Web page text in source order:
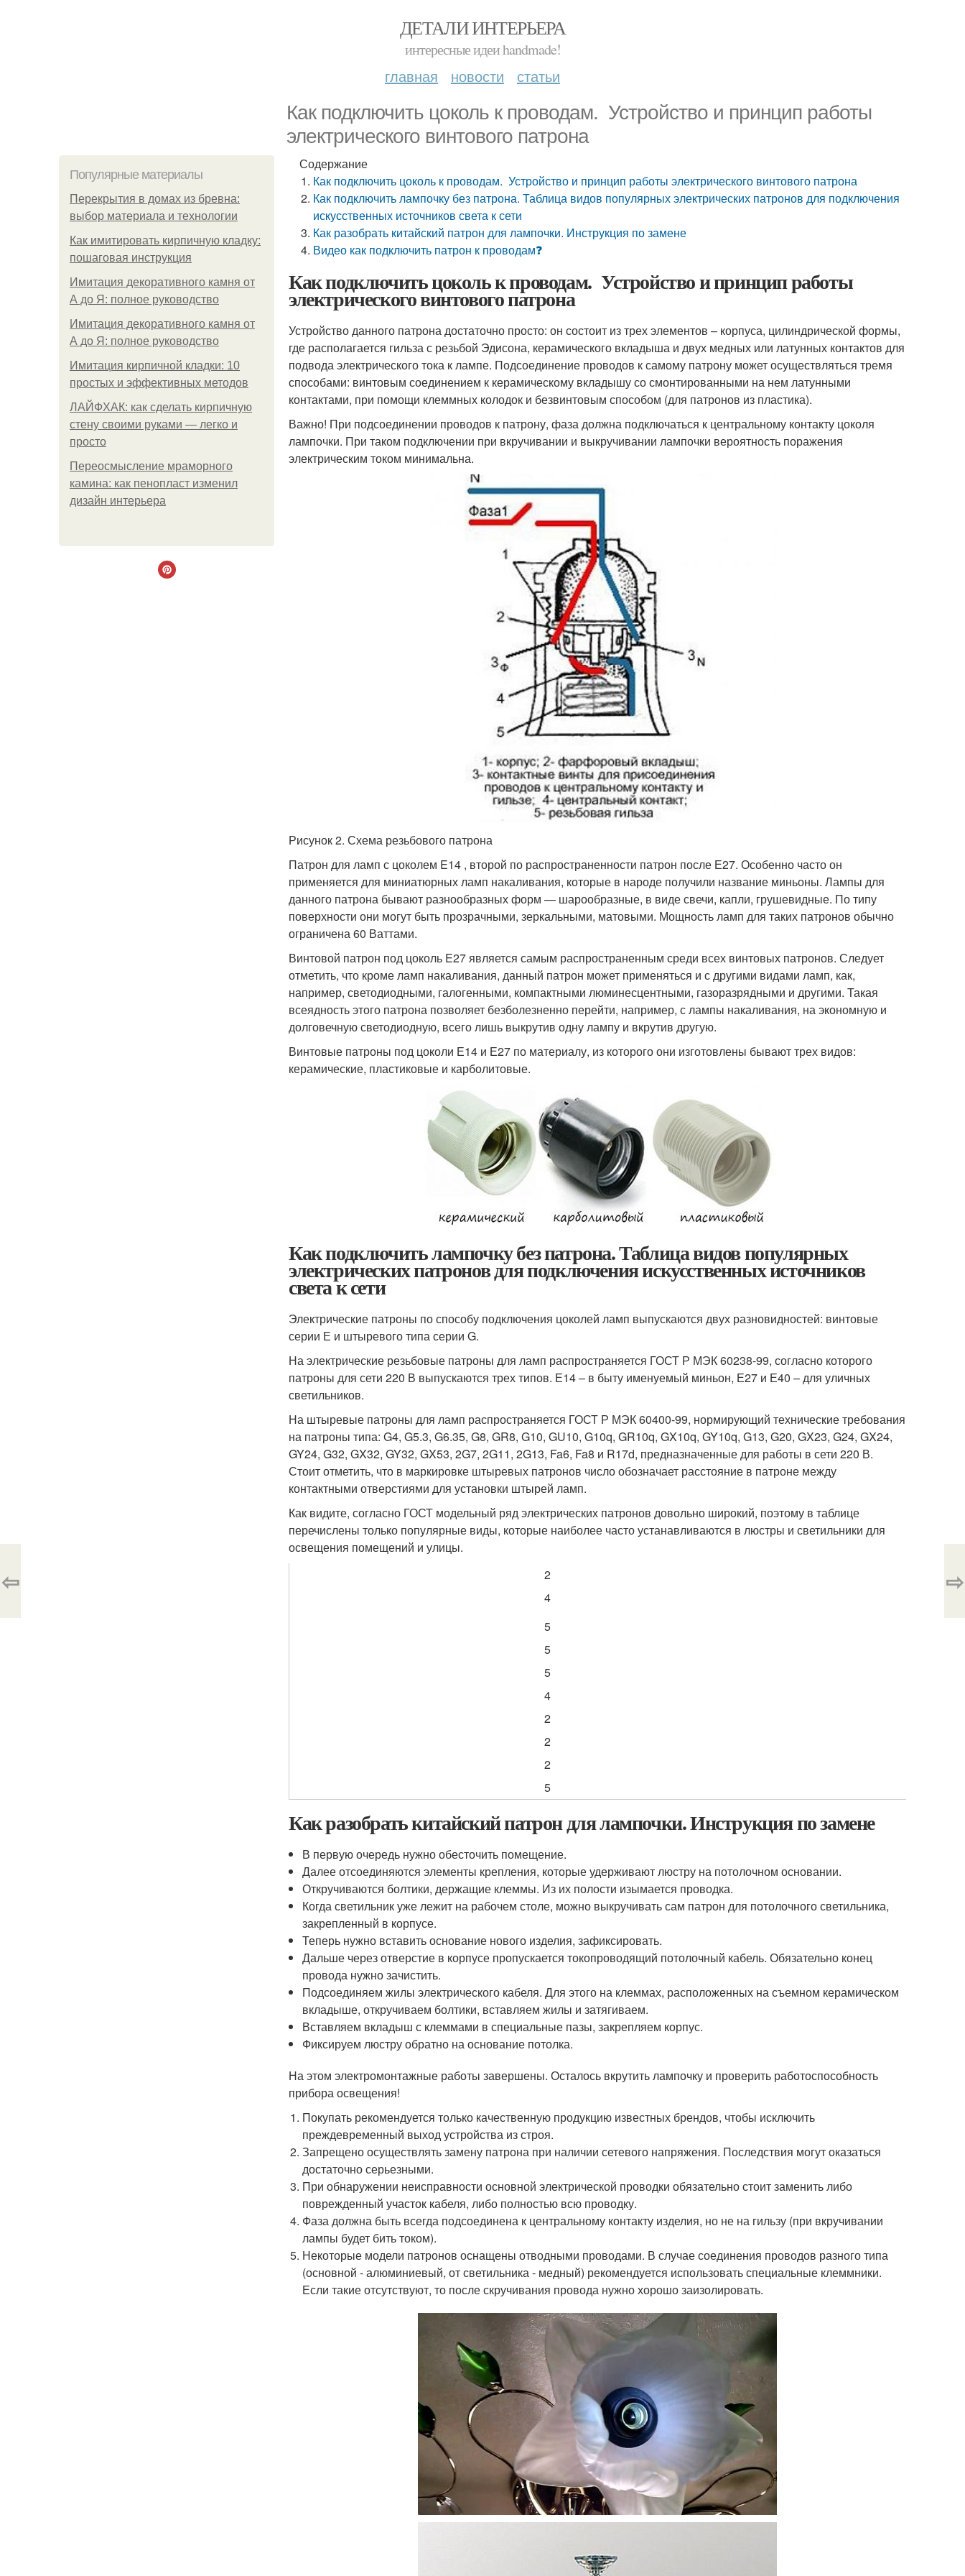
ДЕТАЛИ ИНТЕРЬЕРА
интересные идеи handmade!
главная новости статьи
Как подключить цоколь к проводам. Устройство и принцип работы
электрического винтового патрона
Популярные материалы
Перекрытия в домах из бревна:
выбор материала и технологии
Как имитировать кирпичную кладку:
пошаговая инструкция
Имитация декоративного камня от
А до Я: полное руководство
Имитация декоративного камня от
А до Я: полное руководство
Имитация кирпичной кладки: 10
простых и эффективных методов
ЛАЙФХАК: как сделать кирпичную
стену своими руками — легко и
просто
Переосмысление мраморного
камина: как пенопласт изменил
дизайн интерьера
Содержание
Как подключить цоколь к проводам. Устройство и принцип работы электрического винтового патрона
Как подключить лампочку без патрона. Таблица видов популярных электрических патронов для подключения
искусственных источников света к сети
Как разобрать китайский патрон для лампочки. Инструкция по замене
Видео как подключить патрон к проводам❓
Как подключить цоколь к проводам. Устройство и принцип работы
электрического винтового патрона
Устройство данного патрона достаточно просто: он состоит из трех элементов – корпуса, цилиндрической формы,
где располагается гильза с резьбой Эдисона, керамического вкладыша и двух медных или латунных контактов для
подвода электрического тока к лампе. Подсоединение проводов к самому патрону может осуществляться тремя
способами: винтовым соединением к керамическому вкладышу со смонтированными на нем латунными
контактами, при помощи клеммных колодок и безвинтовым способом (для патронов из пластика).
Важно! При подсоединении проводов к патрону, фаза должна подключаться к центральному контакту цоколя
лампочки. При таком подключении при вкручивании и выкручивании лампочки вероятность поражения
электрическим током минимальна.
Рисунок 2. Схема резьбового патрона
Патрон для ламп с цоколем E14 , второй по распространенности патрон после Е27. Особенно часто он
применяется для миниатюрных ламп накаливания, которые в народе получили название миньоны. Лампы для
данного патрона бывают разнообразных форм — шарообразные, в виде свечи, капли, грушевидные. По типу
поверхности они могут быть прозрачными, зеркальными, матовыми. Мощность ламп для таких патронов обычно
ограничена 60 Ваттами.
Винтовой патрон под цоколь E27 является самым распространенным среди всех винтовых патронов. Следует
отметить, что кроме ламп накаливания, данный патрон может применяться и с другими видами ламп, как,
например, светодиодными, галогенными, компактными люминесцентными, газоразрядными и другими. Такая
всеядность этого патрона позволяет безболезненно перейти, например, с лампы накаливания, на экономную и
долговечную светодиодную, всего лишь выкрутив одну лампу и вкрутив другую.
Винтовые патроны под цоколи Е14 и Е27 по материалу, из которого они изготовлены бывают трех видов:
керамические, пластиковые и карболитовые.
Как подключить лампочку без патрона. Таблица видов популярных
электрических патронов для подключения искусственных источников
света к сети
Электрические патроны по способу подключения цоколей ламп выпускаются двух разновидностей: винтовые
серии Е и штыревого типа серии G.
На электрические резьбовые патроны для ламп распространяется ГОСТ Р МЭК 60238-99, согласно которого
патроны для сети 220 В выпускаются трех типов. Е14 – в быту именуемый миньон, Е27 и Е40 – для уличных
светильников.
На штыревые патроны для ламп распространяется ГОСТ Р МЭК 60400-99, нормирующий технические требования
на патроны типа: G4, G5.3, G6.35, G8, GR8, G10, GU10, G10q, GR10q, GX10q, GY10q, G13, G20, GX23, G24, GX24,
GY24, G32, GX32, GY32, GX53, 2G7, 2G11, 2G13, Fa6, Fa8 и R17d, предназначенные для работы в сети 220 В.
Стоит отметить, что в маркировке штыревых патронов число обозначает расстояние в патроне между
контактными отверстиями для установки штырей ламп.
Как видите, согласно ГОСТ модельный ряд электрических патронов довольно широкий, поэтому в таблице
перечислены только популярные виды, которые наиболее часто устанавливаются в люстры и светильники для
освещения помещений и улицы.
2
4
5
5
5
4
2
2
2
5
Как разобрать китайский патрон для лампочки. Инструкция по замене
В первую очередь нужно обесточить помещение.
Далее отсоединяются элементы крепления, которые удерживают люстру на потолочном основании.
Откручиваются болтики, держащие клеммы. Из их полости изымается проводка.
Когда светильник уже лежит на рабочем столе, можно выкручивать сам патрон для потолочного светильника,
закрепленный в корпусе.
Теперь нужно вставить основание нового изделия, зафиксировать.
Дальше через отверстие в корпусе пропускается токопроводящий потолочный кабель. Обязательно конец
провода нужно зачистить.
Подсоединяем жилы электрического кабеля. Для этого на клеммах, расположенных на съемном керамическом
вкладыше, откручиваем болтики, вставляем жилы и затягиваем.
Вставляем вкладыш с клеммами в специальные пазы, закрепляем корпус.
Фиксируем люстру обратно на основание потолка.
На этом электромонтажные работы завершены. Осталось вкрутить лампочку и проверить работоспособность
прибора освещения!
Покупать рекомендуется только качественную продукцию известных брендов, чтобы исключить
преждевременный выход устройства из строя.
Запрещено осуществлять замену патрона при наличии сетевого напряжения. Последствия могут оказаться
достаточно серьезными.
При обнаружении неисправности основной электрической проводки обязательно стоит заменить либо
поврежденный участок кабеля, либо полностью всю проводку.
Фаза должна быть всегда подсоединена к центральному контакту изделия, но не на гильзу (при вкручивании
лампы будет бить током).
Некоторые модели патронов оснащены отводными проводами. В случае соединения проводов разного типа
(основной - алюминиевый, от светильника - медный) рекомендуется использовать специальные клеммники.
Если такие отсутствуют, то после скручивания провода нужно хорошо заизолировать.
⇦ ⇨